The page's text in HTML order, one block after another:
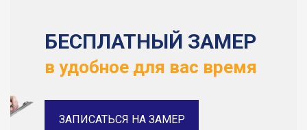
БЕСПЛАТНЫЙ ЗАМЕР
в удобное для вас время
ЗАПИСАТЬСЯ НА ЗАМЕР